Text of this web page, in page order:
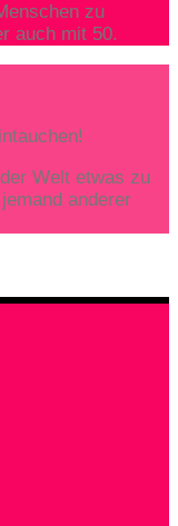
zu
auch mit 50.
Welt etwas zu
anderer